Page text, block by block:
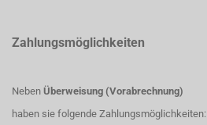
Zahlungsmöglichkeiten
Neben Überweisung (Vorabrechnung)
haben sie folgende Zahlungsmöglichkeiten: